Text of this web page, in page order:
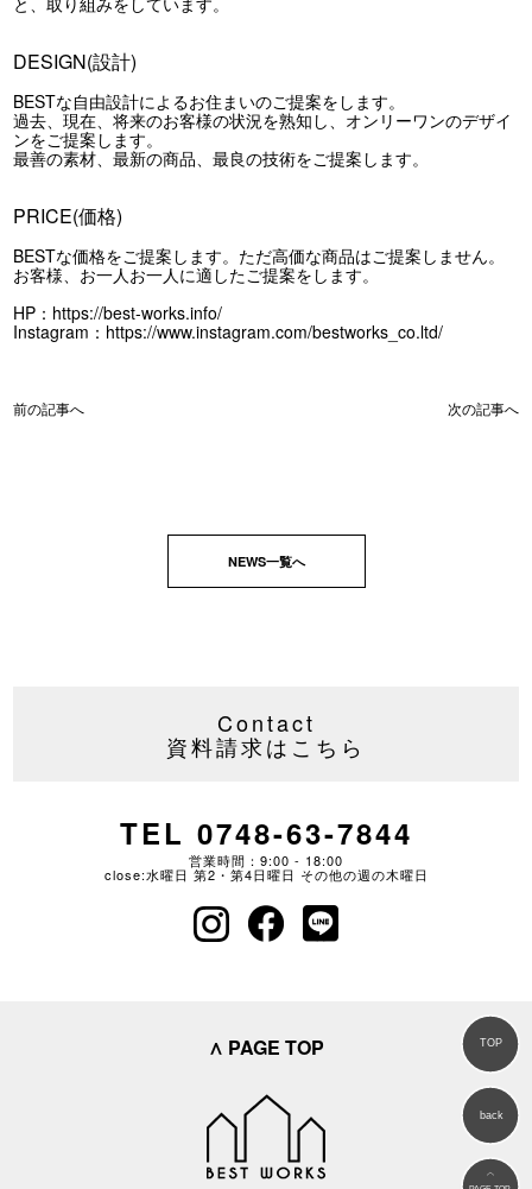
DESIGN(設計)
BESTな自由設計によるお住まいのご提案をします。
過去、現在、将来のお客様の状況を熟知し、オンリーワンのデザイ
ンをご提案します。
最善の素材、最新の商品、最良の技術をご提案します。
PRICE(価格)
BESTな価格をご提案します。ただ高価な商品はご提案しません。
お客様、お一人お一人に適したご提案をします。
HP： https://best-works.info/
Instagram： https://www.instagram.com/bestworks_co.ltd/
前の記事へ 次の記事へ
NEWS一覧へ
Contact
資料請求はこちら
TEL 0748-63-7844
営業時間：9:00 - 18:00
close:水曜日 第2・第4日曜日 その他の週の木曜日
∧ PAGE TOP